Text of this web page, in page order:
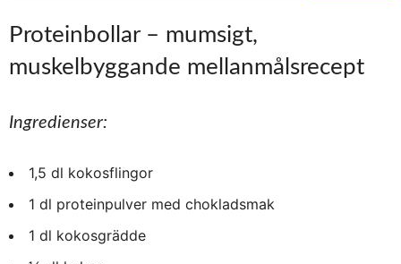
Proteinbollar – mumsigt,
muskelbyggande mellanmålsrecept
Ingredienser:
1,5 dl kokosflingor
1 dl proteinpulver med chokladsmak
1 dl kokosgrädde